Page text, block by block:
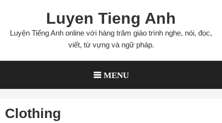
content
Luyen Tieng Anh
Luyện Tiếng Anh online với hàng trăm giáo trình nghe, nói, đọc,
viết, từ vựng và ngữ pháp.
MENU
Clothing